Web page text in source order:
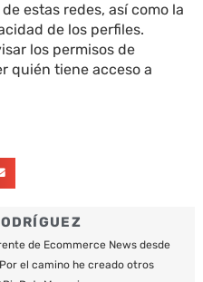
estas redes, así como la
de los perfiles.
los permisos de
quién tiene acceso a
de Ecommerce News desde
el camino he creado otros